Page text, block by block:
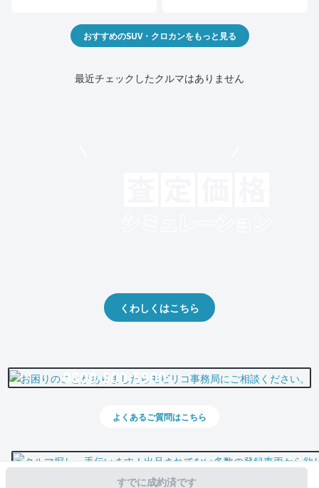
すでに成約済です
おすすめのSUV・クロカンをもっと見る
最近チェックしたクルマはありません
くわしくはこちら
0800-500-5500
よくあるご質問はこちら